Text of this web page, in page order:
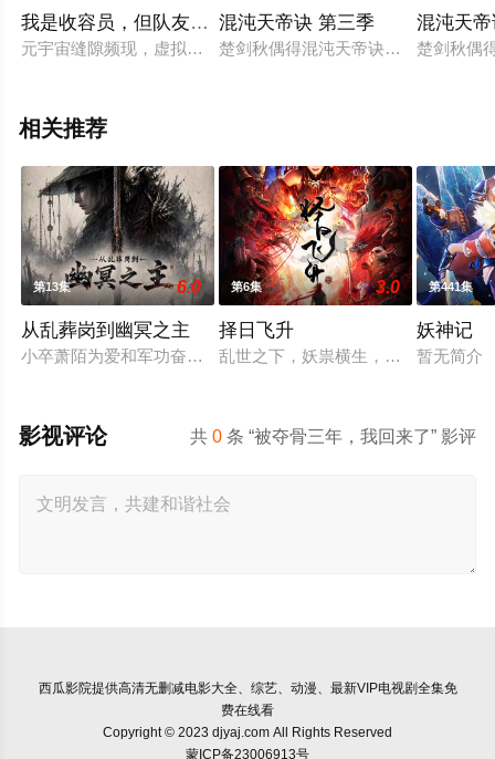
我是收容员，但队友全是诡异
元宇宙缝隙频现，虚拟世界怪物诡异偷渡现实，隐秘机构元宇
混沌天帝诀 第三季
楚剑秋偶得混沌天帝诀，从微末中崛
混沌天
楚剑秋偶
相关推荐
第13集 6.0
从乱葬岗到幽冥之主
小卒萧陌为爱和军功奋斗三年，却被恋人柳莺儿与将军之子赵昊
第6集 3.0
择日飞升
乱世之下，妖祟横生，奸佞当道。又
第441集
妖神记
暂无简介
共0 条 “被夺骨三年，我回来了” 影评
影视评论
西瓜影院提供高清无删减电影大全、综艺、动漫、最新VIP电视剧全集免
费在线看
Copyright © 2023 djyaj.com All Rights Reserved
蒙ICP备23006913号